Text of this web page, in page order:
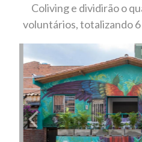
Coliving e dividirão o
voluntários, totalizando